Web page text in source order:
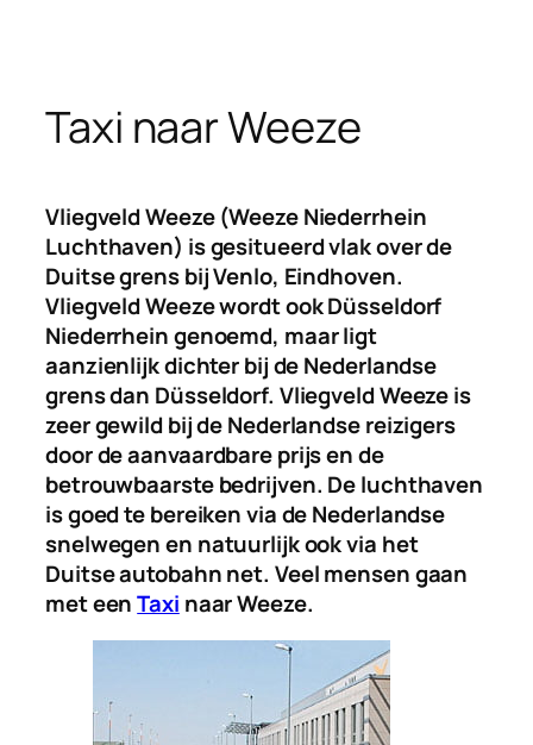
Taxi naar Weeze
Vliegveld Weeze (Weeze Niederrhein
Luchthaven) is gesitueerd vlak over de
Duitse grens bij Venlo, Eindhoven.
Vliegveld Weeze wordt ook Düsseldorf
Niederrhein genoemd, maar ligt
aanzienlijk dichter bij de Nederlandse
grens dan Düsseldorf. Vliegveld Weeze is
zeer gewild bij de Nederlandse reizigers
door de aanvaardbare prijs en de
betrouwbaarste bedrijven. De luchthaven
is goed te bereiken via de Nederlandse
snelwegen en natuurlijk ook via het
Duitse autobahn net. Veel mensen gaan
met eenTaxi naar Weeze.